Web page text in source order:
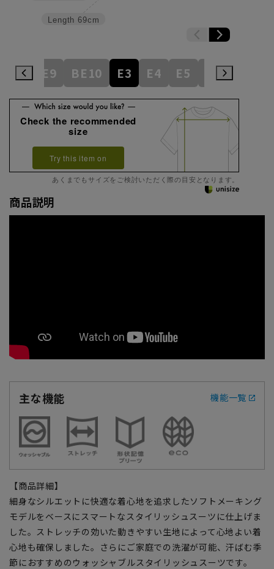
Length 69cm
BE9 BE10 E3 E4 E5 E6
Check the recommended
size
Try this item on
あくまでもサイズをご検討いただく際の目安となります。
商品説明
主な機能 機能一覧
【商品詳細】
細身なシルエットに快適な着心地を追求したソフトメーキング
モデルをベースにスマートなスタイリッシュスーツに仕上げま
した。ストレッチの効いた動きやすい生地によって心地よい着
心地も確保しました。さらにご家庭での洗濯が可能、汗ばむ季
節におすすめのウォッシャブルスタイリッシュスーツです。